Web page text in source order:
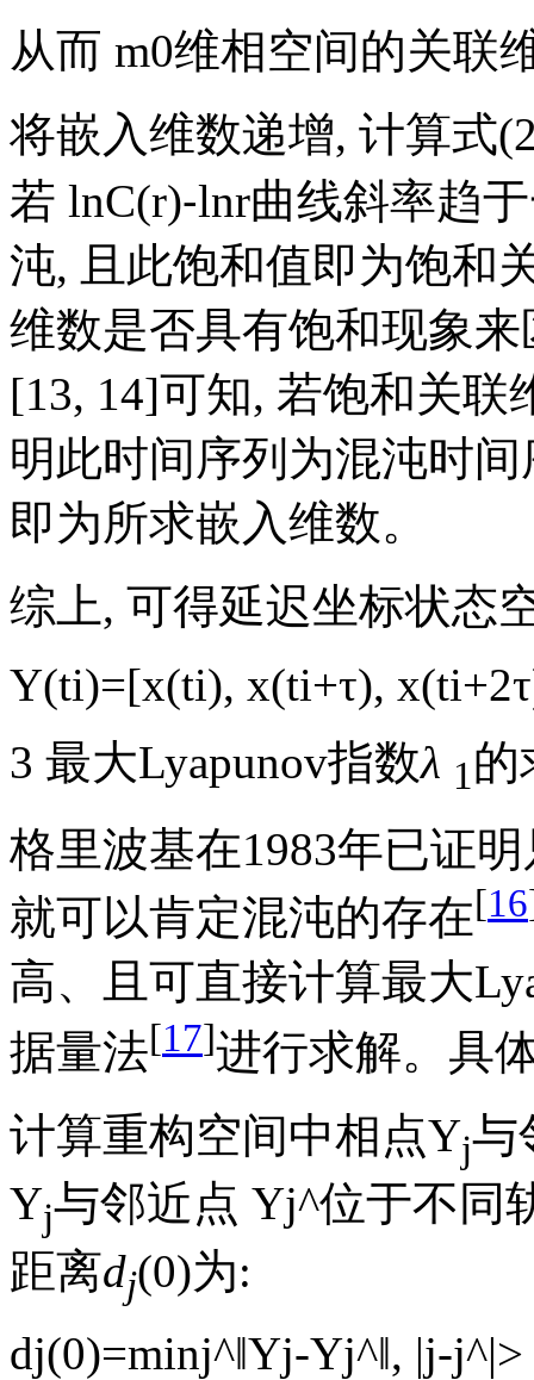
从而 m0维相空间的关联
将嵌入维数递增, 计算式
若 lnC(r)⁃lnr曲线斜率趋
沌, 且此饱和值即为饱和
维数是否具有饱和现象
[13, 14]可知, 若饱和关联
明此时间序列为混沌时
即为所求嵌入维数。
综上, 可得延迟坐标状态
Y(ti)=[x(ti), x(ti+τ), x(ti+2τ
3 最大Lyapunov指数λ 1的
格里波基在1983年已证
就可以肯定混沌的存在[16
高、且可直接计算最大
据量法[17]进行求解。具
计算重构空间中相点Yj与
Yj与邻近点 Yj^位于不同
距离dj(0)为:
dj(0)=minj^‖Yj-Yj^‖, |j-j^|>